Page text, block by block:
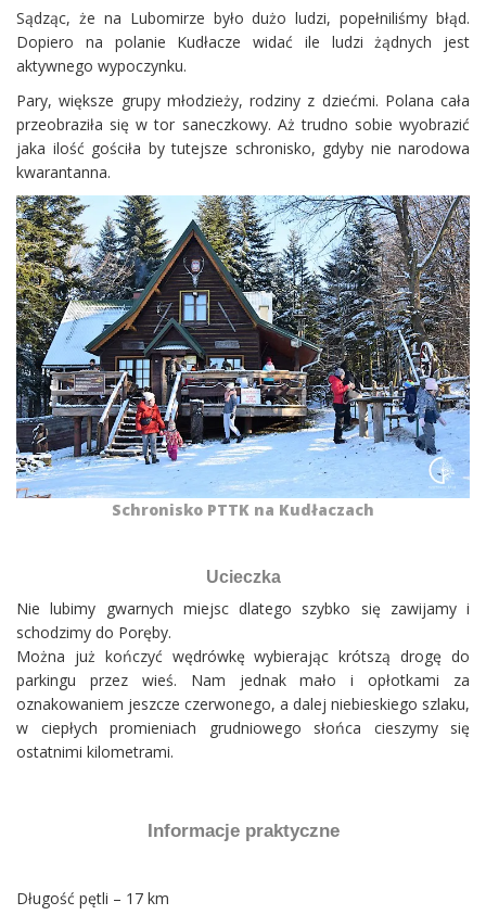
Sądząc, że na Lubomirze było dużo ludzi, popełniliśmy błąd.
Dopiero na polanie Kudłacze widać ile ludzi żądnych jest
aktywnego wypoczynku.
Pary, większe grupy młodzieży, rodziny z dziećmi. Polana cała
przeobraziła się w tor saneczkowy. Aż trudno sobie wyobrazić
jaka ilość gościła by tutejsze schronisko, gdyby nie narodowa
kwarantanna.
Schronisko PTTK na Kudłaczach
Ucieczka
Nie lubimy gwarnych miejsc dlatego szybko się zawijamy i
schodzimy do Poręby.
Można już kończyć wędrówkę wybierając krótszą drogę do
parkingu przez wieś. Nam jednak mało i opłotkami za
oznakowaniem jeszcze czerwonego, a dalej niebieskiego szlaku,
w ciepłych promieniach grudniowego słońca cieszymy się
ostatnimi kilometrami.
Informacje praktyczne
Długość pętli – 17 km